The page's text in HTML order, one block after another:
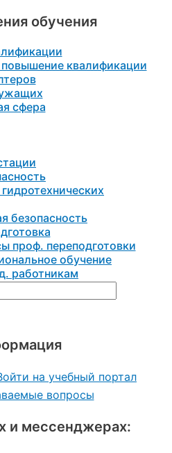
обучения
квалификации
сфера
безопасность
проф. переподготовки
обучение
работникам
на учебный портал
вопросы
и мессенджерах: